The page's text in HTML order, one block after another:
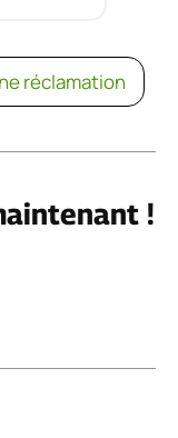
réclamation
!